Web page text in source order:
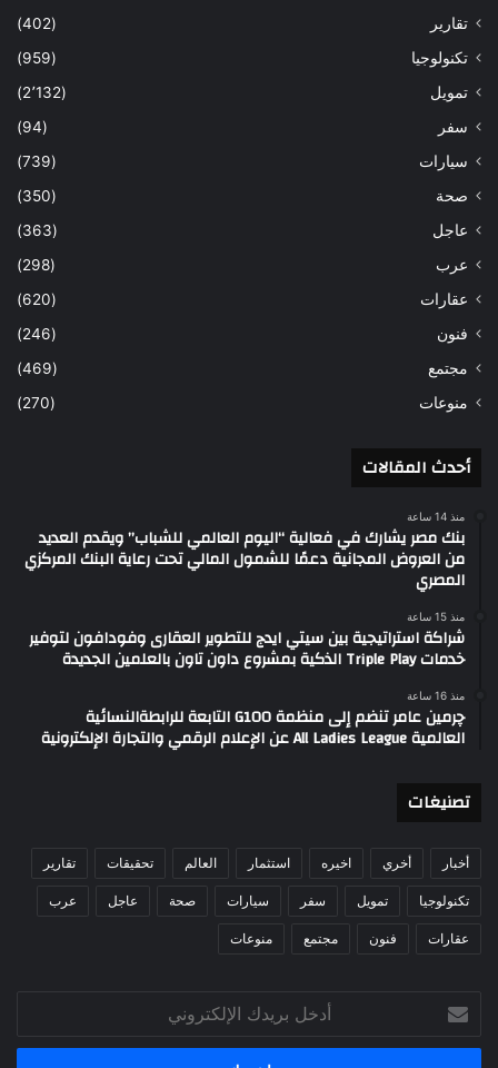
تقارير
(402)
تكنولوجيا
(959)
تمويل
(2٬132)
سفر
(94)
سيارات
(739)
صحة
(350)
عاجل
(363)
عرب
(298)
عقارات
(620)
فنون
(246)
مجتمع
(469)
منوعات
(270)
أحدث المقالات
منذ 14 ساعة
بنك مصر يشارك في فعالية “اليوم العالمي للشباب” ويقدم العديد
من العروض المجانية دعمًا للشمول المالي تحت رعاية البنك المركزي
المصري
منذ 15 ساعة
شراكة استراتيجية بين سيتي ايدج للتطوير العقارى وفودافون لتوفير
خدمات Triple Play الذكية بمشروع داون تاون بالعلمين الجديدة
منذ 16 ساعة
چرمين عامر تنضم إلى منظمة G100 التابعة للرابطةالنسائية
العالمية All Ladies League عن الإعلام الرقمي والتجارة الإلكترونية
تصنيغات
أخبار أخري اخيره استثمار العالم تحقيقات تقارير
تكنولوجيا تمويل سفر سيارات صحة عاجل عرب
عقارات فنون مجتمع منوعات
بريدك
الإلكتروني